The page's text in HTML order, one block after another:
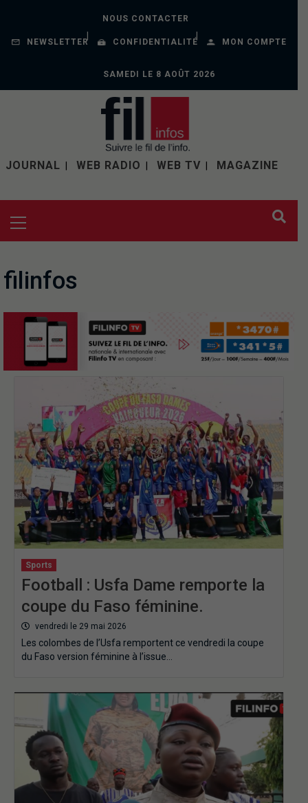
NOUS CONTACTER
NEWSLETTER CONFIDENTIALITÉ MON COMPTE
SAMEDI LE 8 AOÛT 2026
JOURNAL WEB RADIO WEB TV MAGAZINE
filinfos
Sports
Football : Usfa Dame remporte la
coupe du Faso féminine.
vendredi le 29 mai 2026
Les colombes de l’Usfa remportent ce vendredi la coupe
du Faso version féminine à l’issue…